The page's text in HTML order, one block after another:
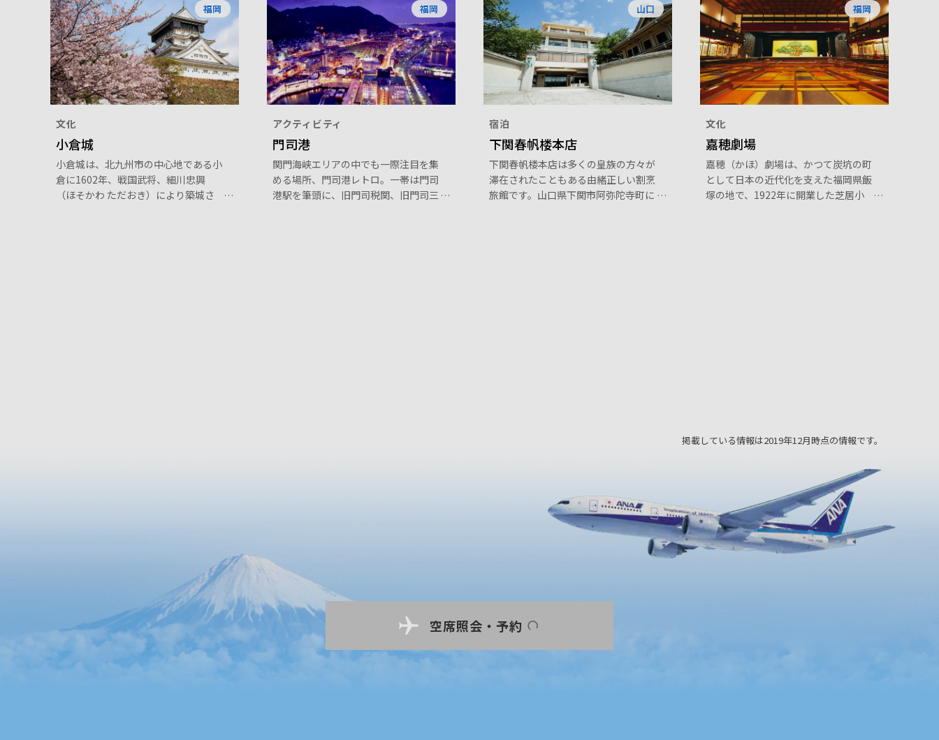
福岡
文化
小倉城
小倉城は、北九州市の中心地である小
倉に1602年、戦国武将、細川忠興
（ほそかわ ただおき）により築城さ
福岡
アクティビティ
門司港
関門海峡エリアの中でも一際注目を集
める場所、門司港レトロ。一帯は門司
港駅を筆頭に、旧門司税関、旧門司三
山口
宿泊
下関春帆楼本店
下関春帆楼本店は多くの皇族の方々が
滞在されたこともある由緒正しい割烹
旅館です。山口県下関市阿弥陀寺町に
福岡
文化
嘉穂劇場
嘉穂（かほ）劇場は、かつて炭坑の町
として日本の近代化を支えた福岡県飯
塚の地で、1922年に開業した芝居小
掲載している情報は2019年12月時点の情報です。
空席照会・予約